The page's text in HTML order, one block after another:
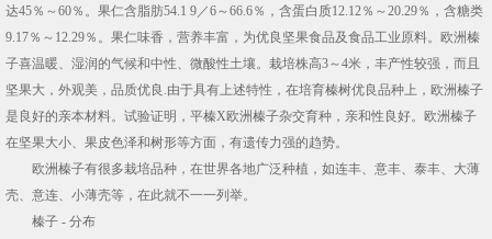
达45％～60％。果仁含脂肪54.1 9／6～66.6％，含蛋白质12.12％～20.29％，含糖类
9.17％～12.29％。果仁味香，营养丰富，为优良坚果食品及食品工业原料。欧洲榛
子喜温暖、湿润的气候和中性、微酸性土壤。栽培株高3～4米，丰产性较强，而且
坚果大，外观美，品质优良.由于具有上述特性，在培育榛树优良品种上，欧洲榛子
是良好的亲本材料。试验证明，平榛X欧洲榛子杂交育种，亲和性良好。欧洲榛子
在坚果大小、果皮色泽和树形等方面，有遗传力强的趋势。
欧洲榛子有很多栽培品种，在世界各地广泛种植，如连丰、意丰、泰丰、大薄
壳、意连、小薄壳等，在此就不一一列举。
榛子 - 分布